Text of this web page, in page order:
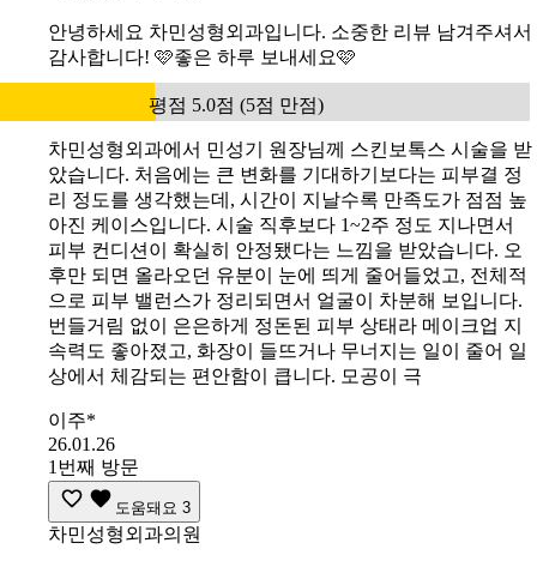
안녕하세요 차민성형외과입니다. 소중한 리뷰 남겨주셔서
감사합니다! 🩷좋은 하루 보내세요🩷
평점 5.0점 (5점 만점)
차민성형외과에서 민성기 원장님께 스킨보톡스 시술을 받
았습니다. 처음에는 큰 변화를 기대하기보다는 피부결 정
리 정도를 생각했는데, 시간이 지날수록 만족도가 점점 높
아진 케이스입니다. 시술 직후보다 1~2주 정도 지나면서
피부 컨디션이 확실히 안정됐다는 느낌을 받았습니다. 오
후만 되면 올라오던 유분이 눈에 띄게 줄어들었고, 전체적
으로 피부 밸런스가 정리되면서 얼굴이 차분해 보입니다.
번들거림 없이 은은하게 정돈된 피부 상태라 메이크업 지
속력도 좋아졌고, 화장이 들뜨거나 무너지는 일이 줄어 일
상에서 체감되는 편안함이 큽니다. 모공이 극
이주*
26.01.26
1번째 방문
도움돼요 3
차민성형외과의원